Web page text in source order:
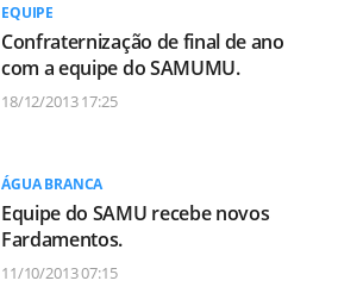
EQUIPE
Confraternização de final de ano
com a equipe do SAMUMU.
18/12/2013 17:25
ÁGUA BRANCA
Equipe do SAMU recebe novos
Fardamentos.
11/10/2013 07:15